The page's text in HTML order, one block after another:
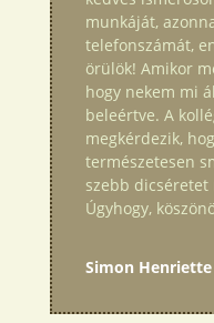
munkáját,
telefonszámát,
örülök! Amikor
hogy nekem mi
beleértve. A
megkérdezik,
természetesen
szebb
Úgyhogy,
Simon Henriette